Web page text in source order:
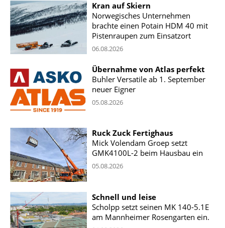
Kran auf Skiern
Norwegisches Unternehmen
brachte einen Potain HDM 40 mit
Pistenraupen zum Einsatzort
06.08.2026
Übernahme von Atlas perfekt
Buhler Versatile ab 1. September
neuer Eigner
05.08.2026
Ruck Zuck Fertighaus
Mick Volendam Groep setzt
GMK4100L-2 beim Hausbau ein
05.08.2026
Schnell und leise
Scholpp setzt seinen MK 140-5.1E
am Mannheimer Rosengarten ein.